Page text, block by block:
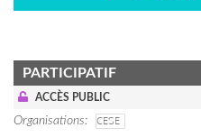
PARTICIPATIF
ACCÈS PUBLIC
Organisations CESE